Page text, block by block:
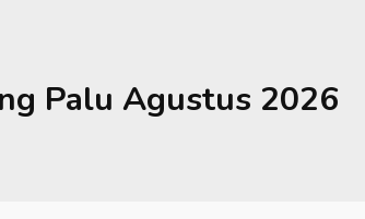
Palu Agustus 2026